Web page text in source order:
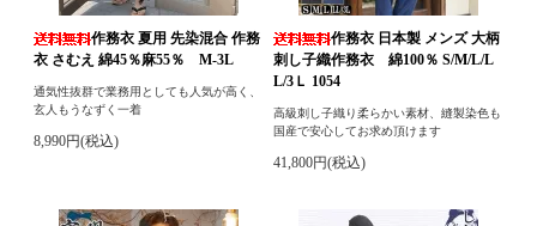
作務衣 夏用 先染混合 作務
衣 さむえ 綿45％麻55％ M-3L
通気性抜群で業務用としても人気が高く、
玄人もうなずく一着
8,990円(税込)
作務衣 日本製 メンズ 大柄
刺し子織作務衣 綿100％ S/M/L/L
L/3Ｌ 1054
高級刺し子織り柔らかい素材、縫製染色も
国産で安心してお求め頂けます
41,800円(税込)